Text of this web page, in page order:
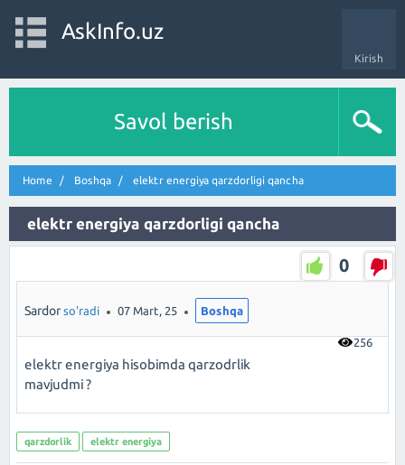
Kirish
AskInfo.uz
Savol berish
Home Boshqa elektr energiya qarzdorligi qancha
elektr energiya qarzdorligi qancha
0
256
Sardor so'radi 07 Mart, 25 Boshqa
elektr energiya hisobimda qarzodrlik
mavjudmi ?
qarzdorlik elektr energiya